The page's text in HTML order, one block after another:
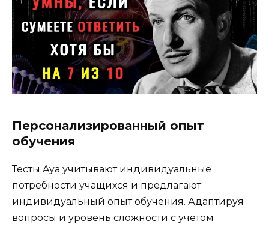
Персонализированный опыт
обучения
Тесты Aya учитывают индивидуальные
потребности учащихся и предлагают
индивидуальный опыт обучения. Адаптируя
вопросы и уровень сложности с учетом